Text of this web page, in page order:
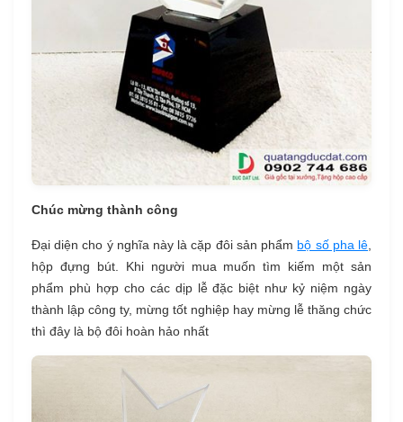
Chúc mừng thành công
Đại diện cho ý nghĩa này là cặp đôi sản phẩm bộ số pha lê,
hộp đựng bút. Khi người mua muốn tìm kiếm một sản
phẩm phù hợp cho các dịp lễ đặc biệt như kỷ niệm ngày
thành lập công ty, mừng tốt nghiệp hay mừng lễ thăng chức
thì đây là bộ đôi hoàn hảo nhất